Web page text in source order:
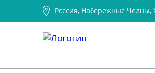
Россия, Набережные Челны,